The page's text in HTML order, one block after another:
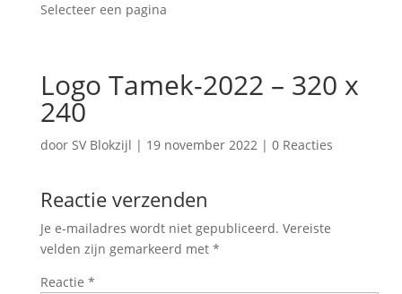
Selecteer een pagina
Logo Tamek-2022 – 320 x
240
door SV Blokzijl | 19 november 2022| 0 Reacties
Reactie verzenden
Je e-mailadres wordt niet gepubliceerd. Vereiste
velden zijn gemarkeerd met *
Reactie *